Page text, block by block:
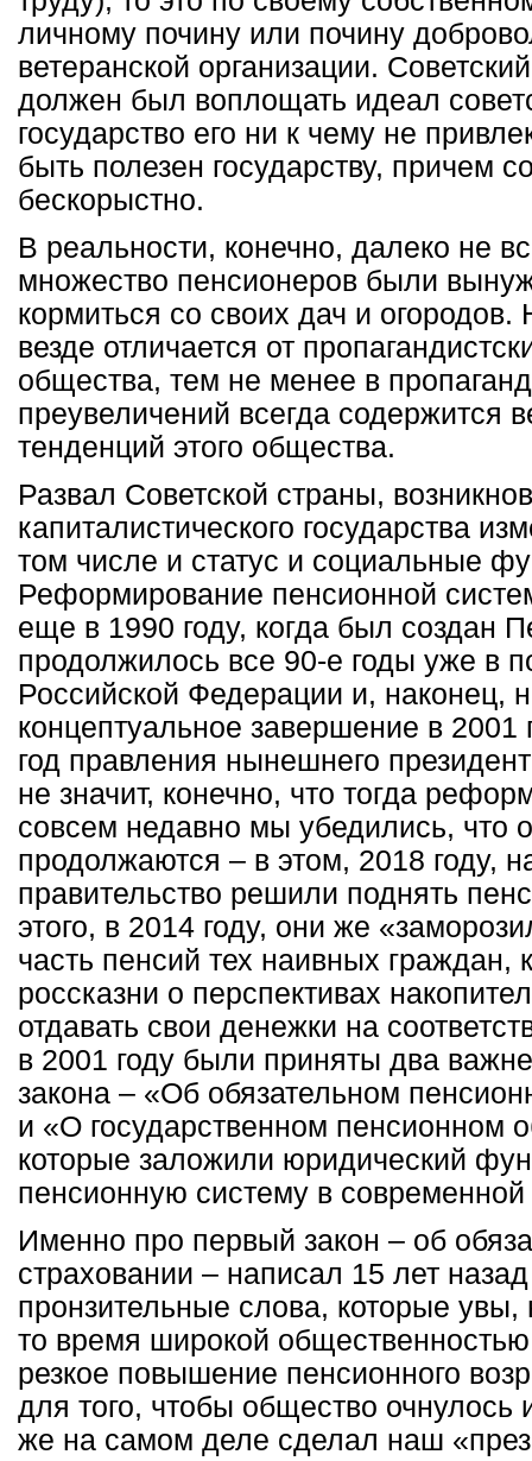
личному почину или почину
ветеранской организации.
должен был воплощать идеал
государство его ни к чему не
быть полезен государству, причем
бескорыстно.
В реальности, конечно, далеко не
множество пенсионеров были
кормиться со своих дач и огородов.
везде отличается от
общества, тем не менее в
преувеличений всегда содержится
тенденций этого общества.
Развал Советской страны,
капиталистического государства
том числе и статус и социальные
Реформирование пенсионной
еще в 1990 году, когда был создан
продолжилось все 90-е годы уже в
Российской Федерации и, наконец,
концептуальное завершение в 2001
год правления нынешнего
не значит, конечно, что тогда
совсем недавно мы убедились, что
продолжаются – в этом, 2018 году,
правительство решили поднять
этого, в 2014 году, они же
часть пенсий тех наивных граждан,
россказни о перспективах
отдавать свои денежки на
в 2001 году были приняты два
закона – «Об обязательном
и «О государственном пенсионном
которые заложили юридический
пенсионную систему в
Именно про первый закон – об
страховании – написал 15 лет
пронзительные слова, которые
то время широкой
резкое повышение пенсионного
для того, чтобы общество очнулось
же на самом деле сделал наш